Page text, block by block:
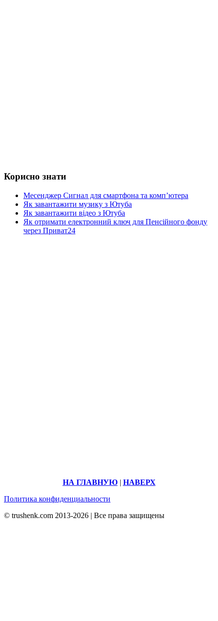
Корисно знати
Месенджер Сигнал для смартфона та комп’ютера
Як завантажити музику з Ютуба
Як завантажити відео з Ютуба
Як отримати електронний ключ для Пенсійного фонду
через Приват24
НА ГЛАВНУЮ| НАВЕРХ
Политика конфиденциальности
© trushenk.com 2013-2026 | Все права защищены